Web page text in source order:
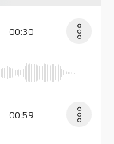
00:30
00:59